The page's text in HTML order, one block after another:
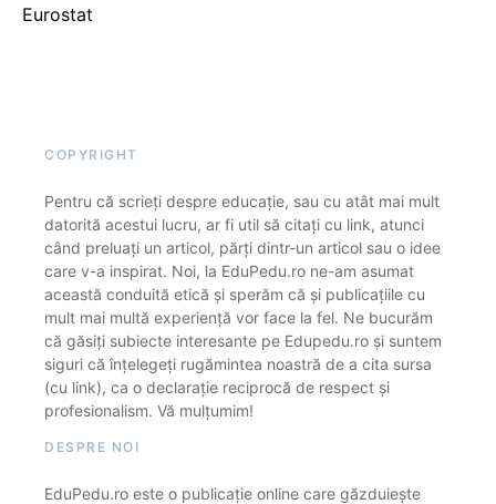
Eurostat
COPYRIGHT
Pentru că scrieți despre educație, sau cu atât mai mult
datorită acestui lucru, ar fi util să citați cu link, atunci
când preluați un articol, părți dintr-un articol sau o idee
care v-a inspirat. Noi, la EduPedu.ro ne-am asumat
această conduită etică și sperăm că și publicațiile cu
mult mai multă experiență vor face la fel. Ne bucurăm
că găsiți subiecte interesante pe Edupedu.ro și suntem
siguri că înțelegeți rugămintea noastră de a cita sursa
(cu link), ca o declarație reciprocă de respect și
profesionalism. Vă mulțumim!
DESPRE NOI
EduPedu.ro este o publicație online care găzduiește